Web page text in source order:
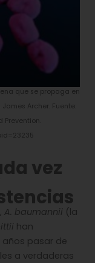
que se propaga en
Archer. Fuente:
Prevention.
vez
A. baumannii (la
han
pasar de
a verdaderas